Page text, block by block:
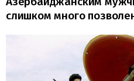
слишком много